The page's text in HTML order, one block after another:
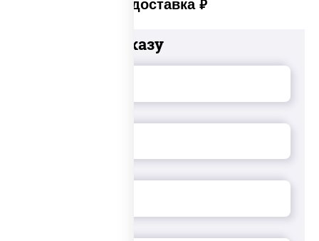
Платная доставка руб
Добавьте к заказу